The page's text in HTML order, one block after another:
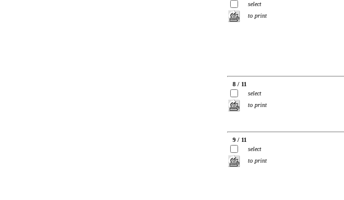
select
to print
8 / 11
select
to print
9 / 11
select
to print